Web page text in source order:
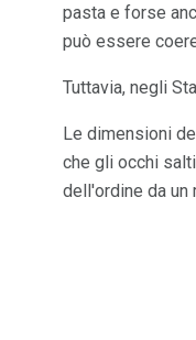
pasta e forse
può essere
Tuttavia, negli
Le dimensioni
che gli occhi
dell'ordine da un